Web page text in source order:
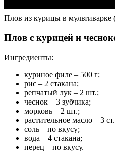
Плов из курицы в
Плов с курицей и
Ингредиенты:
куриное филе – 500 г;
рис – 2 стакана;
репчатый лук – 2 шт.;
чеснок – 3 зубчика;
морковь – 2 шт.;
растительное масло – 3
соль – по вкусу;
вода – 4 стакана;
перец – по вкусу.